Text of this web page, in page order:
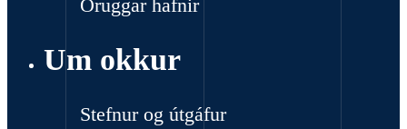
Öruggar hafnir
Um okkur
Stefnur og útgáfur